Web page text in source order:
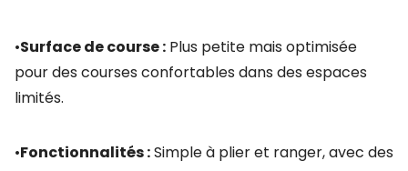
•Surface de course : Plus petite mais optimisée
pour des courses confortables dans des espaces
limités.
•Fonctionnalités :Simple à plier et ranger, avec des